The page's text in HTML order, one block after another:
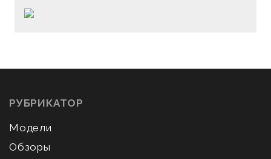
РУБРИКАТОР
Модели
Обзоры